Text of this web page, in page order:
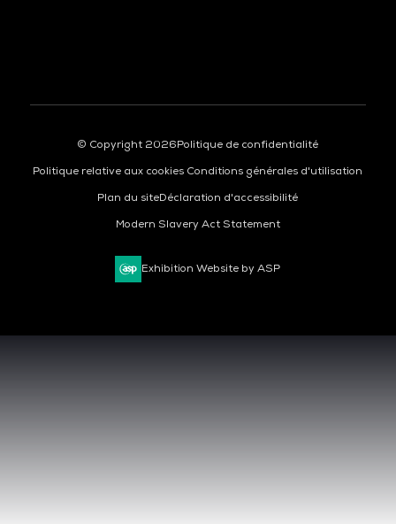
© Copyright 2026Politique de confidentialité
Politique relative aux cookies Conditions générales d'utilisation
Plan du siteDéclaration d'accessibilité
Modern Slavery Act Statement
Exhibition Website by ASP